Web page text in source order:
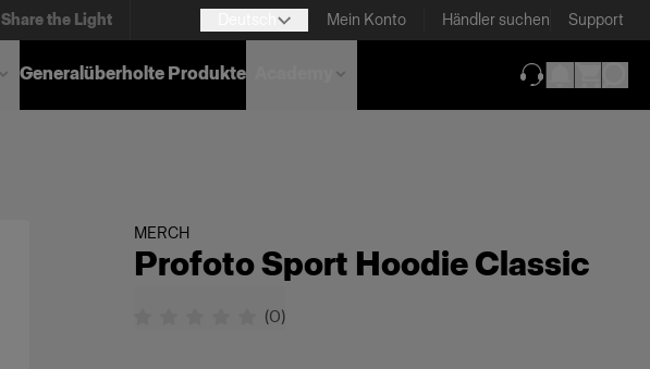
Share the Light Mein Konto Händler suchen Support
Generalüberholte Produkte
MERCH
Profoto Sport Hoodie Classic
(0)